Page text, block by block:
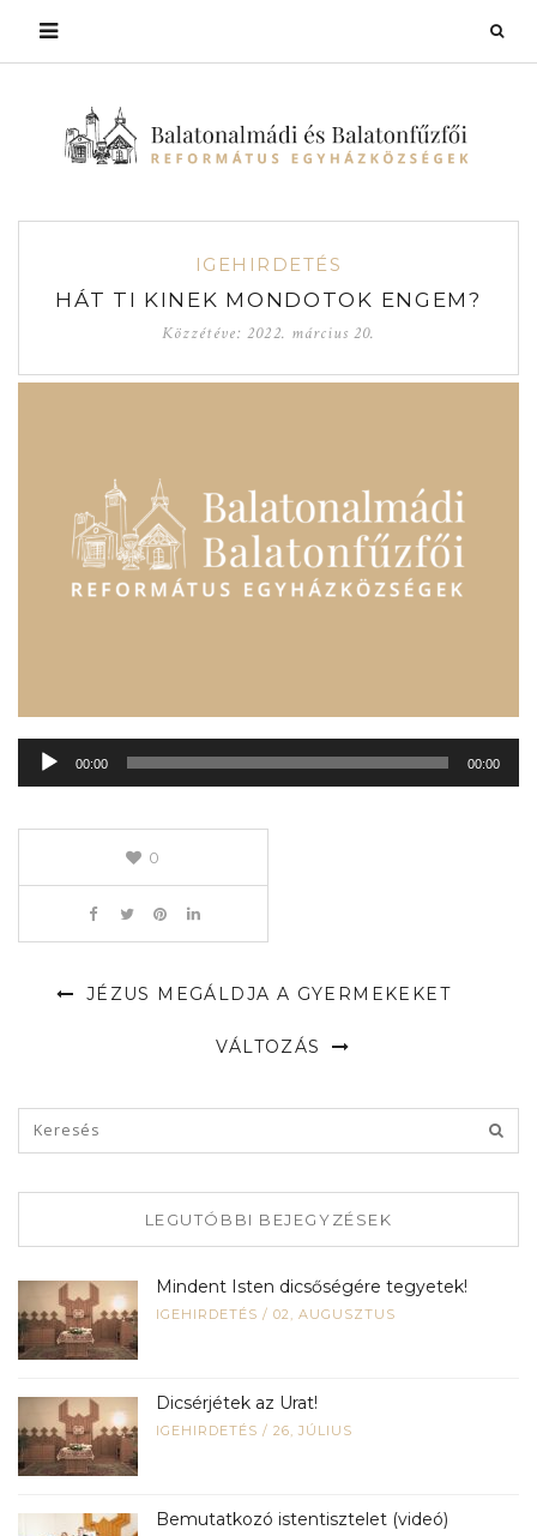
IGEHIRDETÉS
HÁT TI KINEK MONDOTOK ENGEM?
Közzétéve:2022. március 20.
Audió
00:00 00:00
0
JÉZUS MEGÁLDJA A GYERMEKEKET
VÁLTOZÁS
LEGUTÓBBI BEJEGYZÉSEK
Mindent Isten dicsőségére tegyetek!
IGEHIRDETÉS / 02, AUGUSZTUS
Dicsérjétek az Urat!
IGEHIRDETÉS / 26, JÚLIUS
Bemutatkozó istentisztelet (videó)